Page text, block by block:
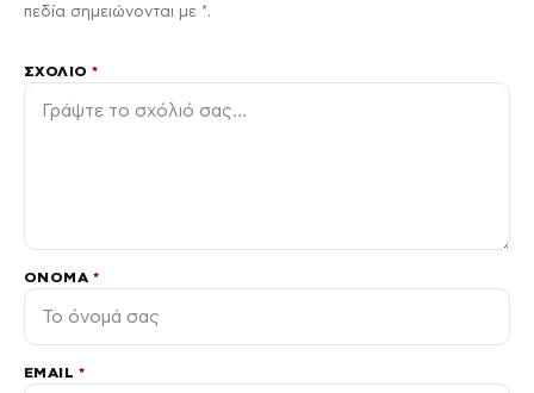
πεδία σημειώνονται με *.
ΣΧΌΛΙΟ*
ΌΝΟΜΑ *
EMAIL *